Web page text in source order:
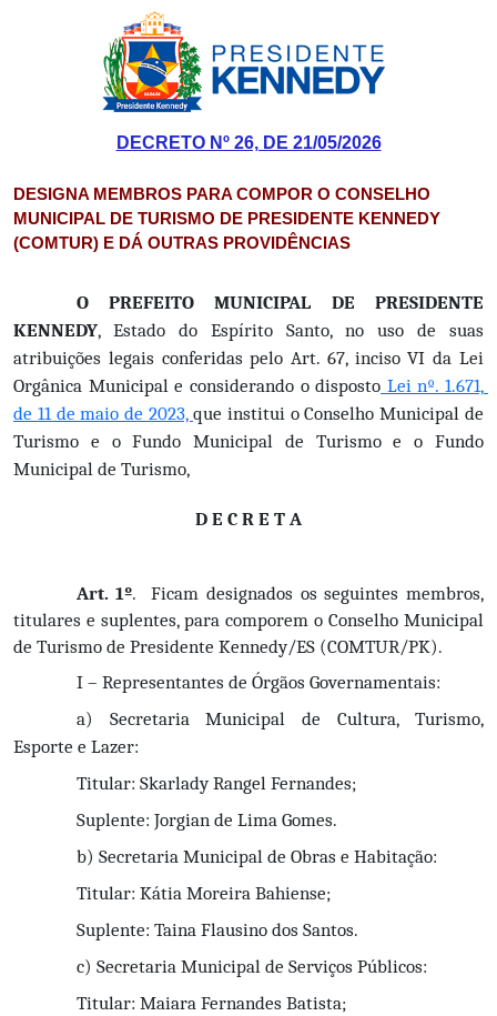
DECRETO Nº 26, DE 21/05/2026
DESIGNA MEMBROS PARA COMPOR O CONSELHO
MUNICIPAL DE TURISMO DE PRESIDENTE KENNEDY
(COMTUR) E DÁ OUTRAS PROVIDÊNCIAS
O PREFEITO MUNICIPAL DE PRESIDENTE
KENNEDY, Estado do Espírito Santo, no uso de suas
atribuições legais conferidas pelo Art. 67, inciso VI da Lei
Orgânica Municipal e considerando o disposto Lei nº. 1.671,
de 11 de maio de 2023, que institui o Conselho Municipal de
Turismo e o Fundo Municipal de Turismo e o Fundo
Municipal de Turismo,
D E C R E T A
Art. 1º.  Ficam designados os seguintes membros,
titulares e suplentes, para comporem o Conselho Municipal
de Turismo de Presidente Kennedy/ES (COMTUR/PK).
I – Representantes de Órgãos Governamentais:
a) Secretaria Municipal de Cultura, Turismo,
Esporte e Lazer:
Titular: Skarlady Rangel Fernandes;
Suplente: Jorgian de Lima Gomes.
b) Secretaria Municipal de Obras e Habitação:
Titular: Kátia Moreira Bahiense;
Suplente: Taina Flausino dos Santos.
c) Secretaria Municipal de Serviços Públicos:
Titular: Maiara Fernandes Batista;